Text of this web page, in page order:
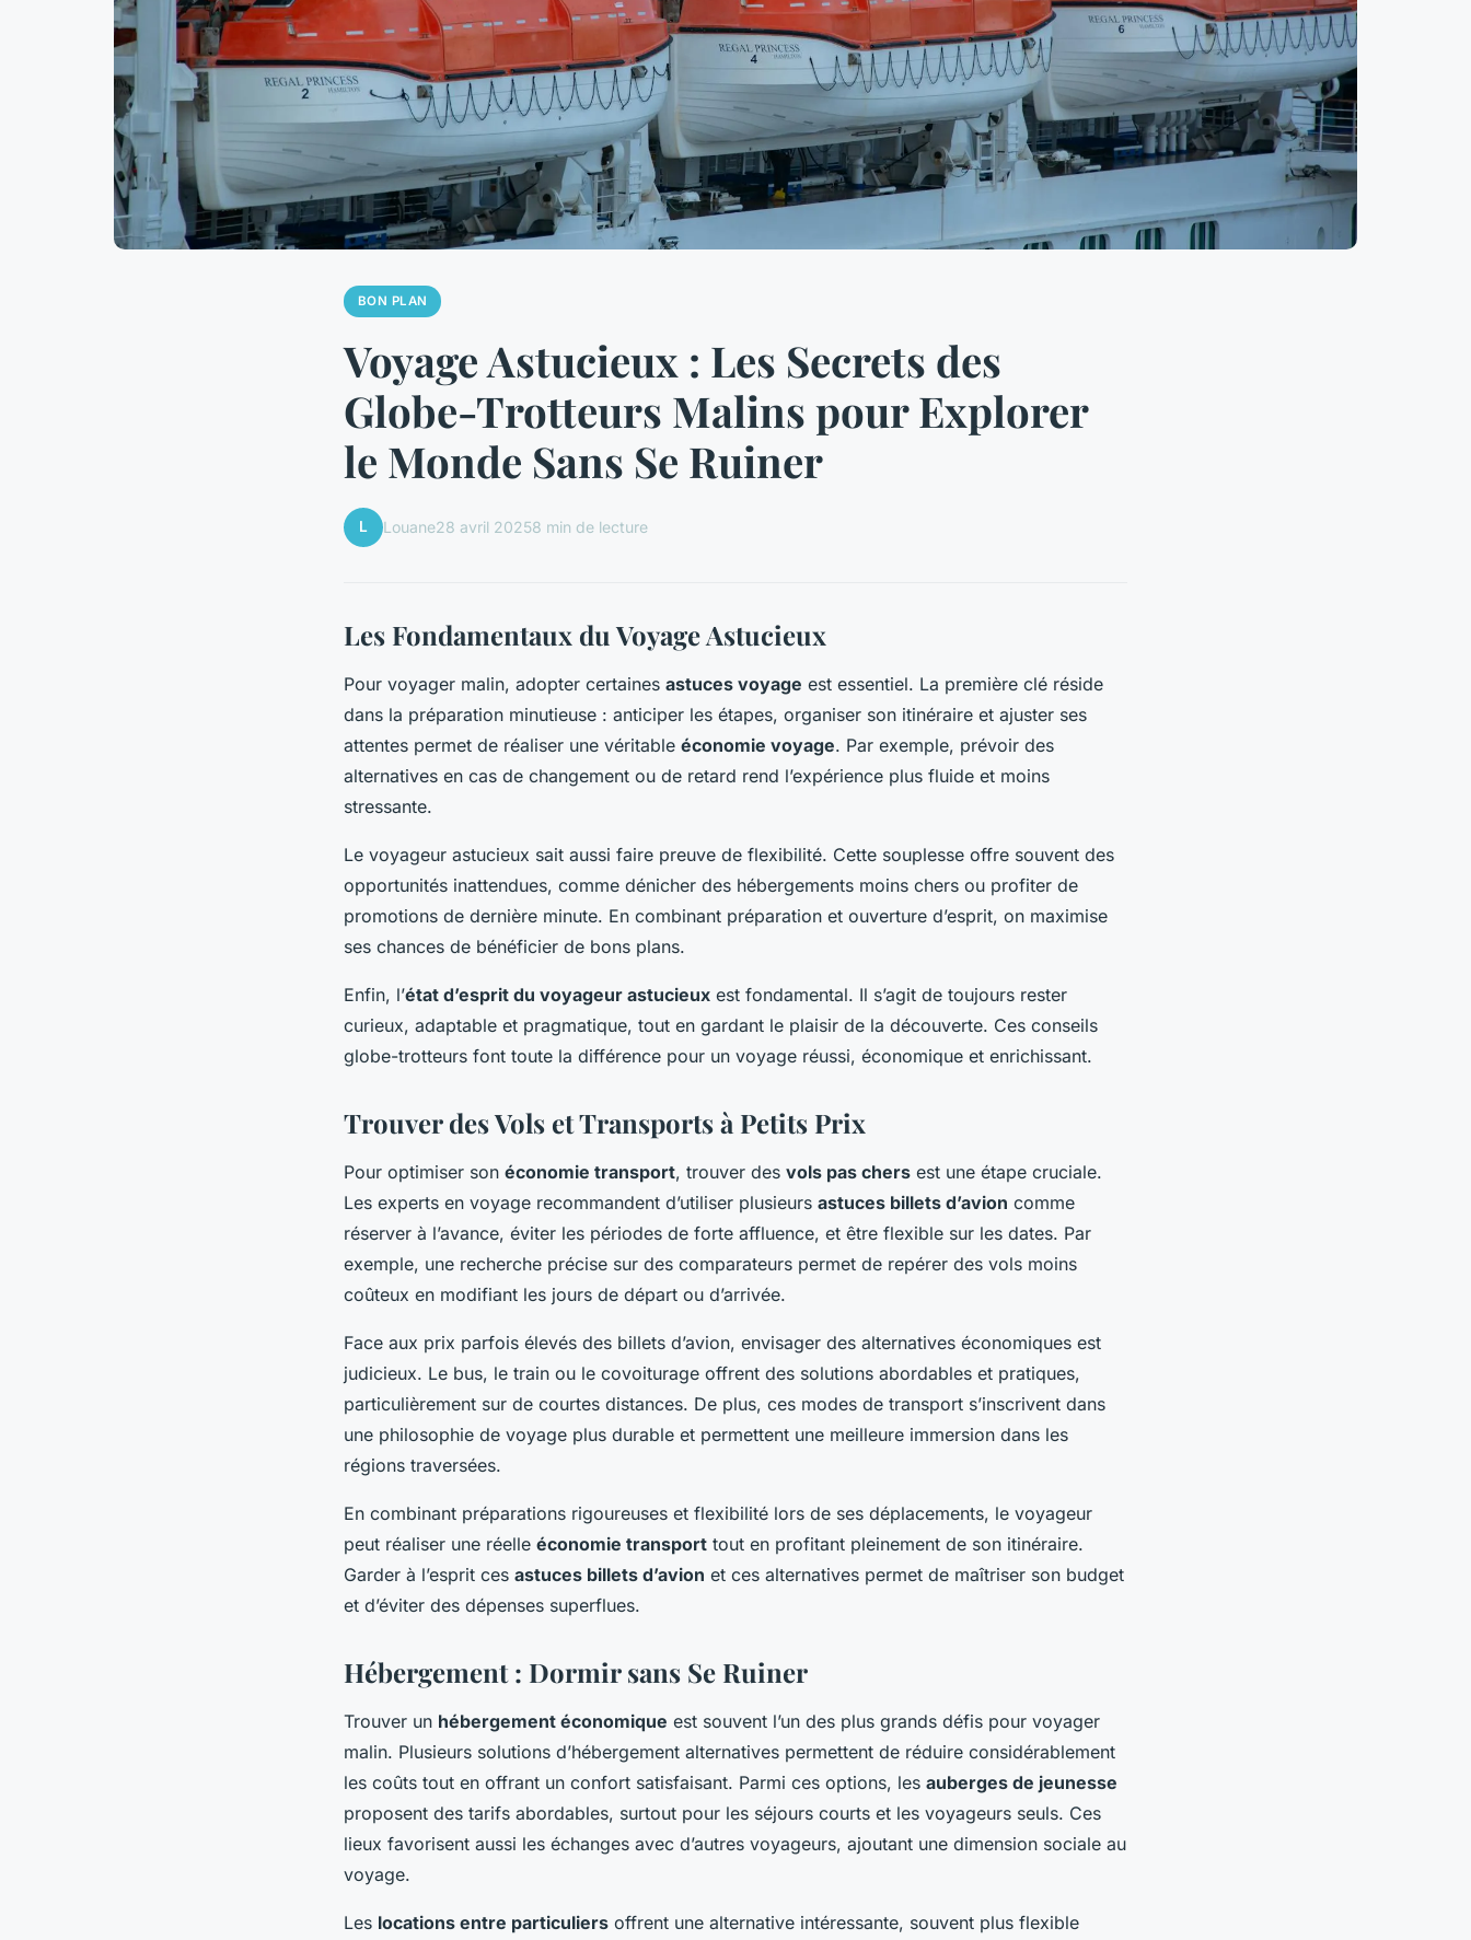
BON PLAN
Voyage Astucieux : Les Secrets des
Globe-Trotteurs Malins pour Explorer
le Monde Sans Se Ruiner
L Louane28 avril 20258 min de lecture
Les Fondamentaux du Voyage Astucieux
Pour voyager malin, adopter certaines astuces voyage est essentiel. La première clé réside
dans la préparation minutieuse : anticiper les étapes, organiser son itinéraire et ajuster ses
attentes permet de réaliser une véritable économie voyage. Par exemple, prévoir des
alternatives en cas de changement ou de retard rend l’expérience plus fluide et moins
stressante.
Le voyageur astucieux sait aussi faire preuve de flexibilité. Cette souplesse offre souvent des
opportunités inattendues, comme dénicher des hébergements moins chers ou profiter de
promotions de dernière minute. En combinant préparation et ouverture d’esprit, on maximise
ses chances de bénéficier de bons plans.
Enfin, l’état d’esprit du voyageur astucieux est fondamental. Il s’agit de toujours rester
curieux, adaptable et pragmatique, tout en gardant le plaisir de la découverte. Ces conseils
globe-trotteurs font toute la différence pour un voyage réussi, économique et enrichissant.
Trouver des Vols et Transports à Petits Prix
Pour optimiser son économie transport, trouver des vols pas chers est une étape cruciale.
Les experts en voyage recommandent d’utiliser plusieurs astuces billets d’avion comme
réserver à l’avance, éviter les périodes de forte affluence, et être flexible sur les dates. Par
exemple, une recherche précise sur des comparateurs permet de repérer des vols moins
coûteux en modifiant les jours de départ ou d’arrivée.
Face aux prix parfois élevés des billets d’avion, envisager des alternatives économiques est
judicieux. Le bus, le train ou le covoiturage offrent des solutions abordables et pratiques,
particulièrement sur de courtes distances. De plus, ces modes de transport s’inscrivent dans
une philosophie de voyage plus durable et permettent une meilleure immersion dans les
régions traversées.
En combinant préparations rigoureuses et flexibilité lors de ses déplacements, le voyageur
peut réaliser une réelle économie transport tout en profitant pleinement de son itinéraire.
Garder à l’esprit ces astuces billets d’avion et ces alternatives permet de maîtriser son budget
et d’éviter des dépenses superflues.
Hébergement : Dormir sans Se Ruiner
Trouver un hébergement économique est souvent l’un des plus grands défis pour voyager
malin. Plusieurs solutions d’hébergement alternatives permettent de réduire considérablement
les coûts tout en offrant un confort satisfaisant. Parmi ces options, les auberges de jeunesse
proposent des tarifs abordables, surtout pour les séjours courts et les voyageurs seuls. Ces
lieux favorisent aussi les échanges avec d’autres voyageurs, ajoutant une dimension sociale au
voyage.
Les locations entre particuliers offrent une alternative intéressante, souvent plus flexible